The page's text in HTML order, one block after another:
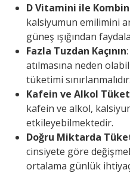
D Vitamini ile
kalsiyumun emilimini
güneş ışığından
Fazla Tuzdan Kaçının
atılmasına neden
tüketimi sınırlanmalıdır.
Kafein ve Alkol
kafein ve alkol,
etkileyebilmektedir.
Doğru Miktarda
cinsiyete göre
ortalama günlük ihtiyaç